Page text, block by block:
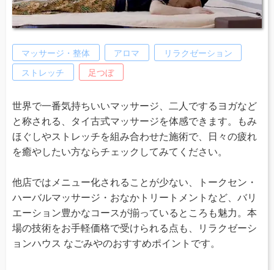
マッサージ・整体 アロマ リラクゼーション
ストレッチ 足つぼ
世界で一番気持ちいいマッサージ、二人でするヨガなど
と称される、タイ古式マッサージを体感できます。もみ
ほぐしやストレッチを組み合わせた施術で、日々の疲れ
を癒やしたい方ならチェックしてみてください。
他店ではメニュー化されることが少ない、トークセン・
ハーバルマッサージ・おなかトリートメントなど、バリ
エーション豊かなコースが揃っているところも魅力。本
場の技術をお手軽価格で受けられる点も、リラクゼーシ
ョンハウス なごみやのおすすめポイントです。